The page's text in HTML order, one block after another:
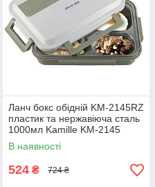
Ланч бокс обідній KM-2145RZ
пластик та нержавіюча сталь
1000мл Kamille KM-2145
В наявності
524 ₴ 724 ₴